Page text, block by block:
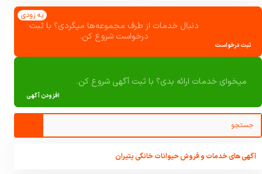
ثبت درخواست
دنبال خدمات از طرف مجموعه‌ها میگردی؟ با ثبت
درخواست شروع کن.
به زودی
افزودن آگهی
میخوای خدمات ارائه بدی؟ با ثبت آگهی شروع کن.
آگهی های خدمات و فروش حیوانات خانگی پتیران